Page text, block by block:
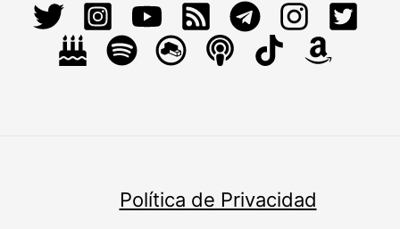
Política de Privacidad